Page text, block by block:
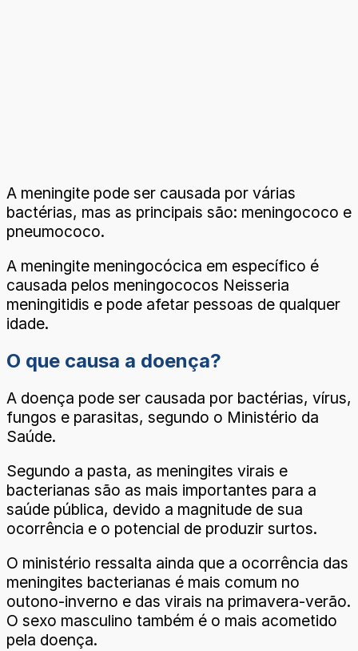
A meningite pode ser causada por várias
bactérias, mas as principais são: meningococo e
pneumococo.
A meningite meningocócica em específico é
causada pelos meningococos Neisseria
meningitidis e pode afetar pessoas de qualquer
idade.
O que causa a doença?
A doença pode ser causada por bactérias, vírus,
fungos e parasitas, segundo o Ministério da
Saúde.
Segundo a pasta, as meningites virais e
bacterianas são as mais importantes para a
saúde pública, devido a magnitude de sua
ocorrência e o potencial de produzir surtos.
O ministério ressalta ainda que a ocorrência das
meningites bacterianas é mais comum no
outono-inverno e das virais na primavera-verão.
O sexo masculino também é o mais acometido
pela doença.